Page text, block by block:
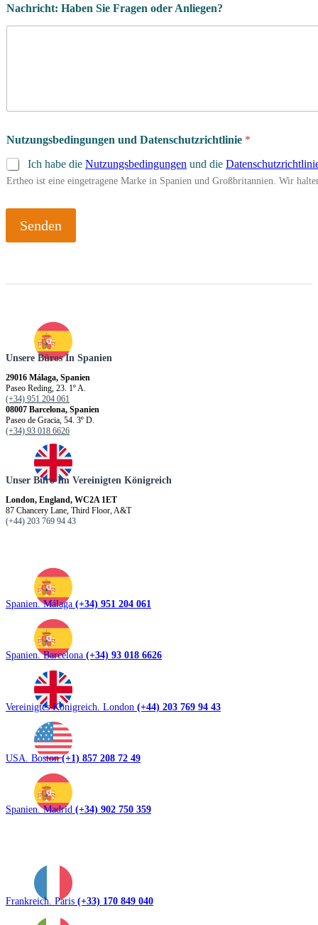
Nachricht: Haben Sie Fragen oder Anliegen?
Nutzungsbedingungen und Datenschutzrichtlinie *
Ich habe die Nutzungsbedingungen und die
Ertheo ist eine eingetragene Marke in Spanien und Großbritannien. Wir
Senden
Unsere Büros In Spanien
29016 Málaga, Spanien
Paseo Reding, 23. 1º A.
(+34) 951 204 061
08007 Barcelona, Spanien
Paseo de Gracia, 54. 3º D.
(+34) 93 018 6626
Unser Büro Im Vereinigten Königreich
London, England, WC2A 1ET
87 Chancery Lane, Third Floor, A&T
(+44) 203 769 94 43
Spanien. Málaga (+34) 951 204 061
Spanien. Barcelona (+34) 93 018 6626
Vereinigtes Königreich. London (+44) 203 769 94 43
USA. Boston(+1) 857 208 72 49
Spanien. Madrid (+34) 902 750 359
Frankreich. Paris (+33) 170 849 040